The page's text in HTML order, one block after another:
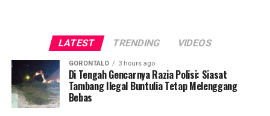
LATEST TRENDING VIDEOS
GORONTALO 3 hours ago
Di Tengah Gencarnya Razia Polisi: Siasat
Tambang Ilegal Buntulia Tetap Melenggang
Bebas